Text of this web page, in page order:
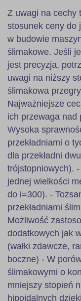
Z uwagi na cechy
stosunek ceny do
w budowie
ślimakowe. Jeśli
jest precyzja,
uwagi na niższy
ślimakowa
Najważniejsze
ich przewaga nad
Wysoka
przekładniami o
dla przekładni
trójstopniowych).
jednej wielkości
do i=300). -
przekładniami
Możliwość
dodatkowych jak
(wałki zdawcze,
boczne) - W
ślimakowymi o
mniejszy stopień
hipoidalnych